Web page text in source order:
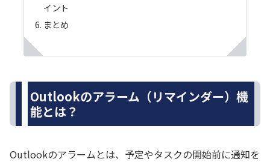
イント
まとめ
Outlookのアラーム（リマインダー）機
能とは？
Outlookのアラームとは、予定やタスクの開始前に通知を